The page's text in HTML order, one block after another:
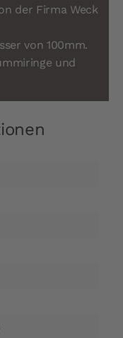
der Firma Weck
von 100mm.
und